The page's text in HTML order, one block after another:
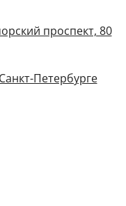
проспект, 80
Петербурге